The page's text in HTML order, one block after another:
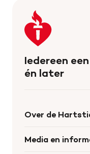
Keer
terug
naar
homepage
Iedereen
én later
Over de
Organisatie
Media en